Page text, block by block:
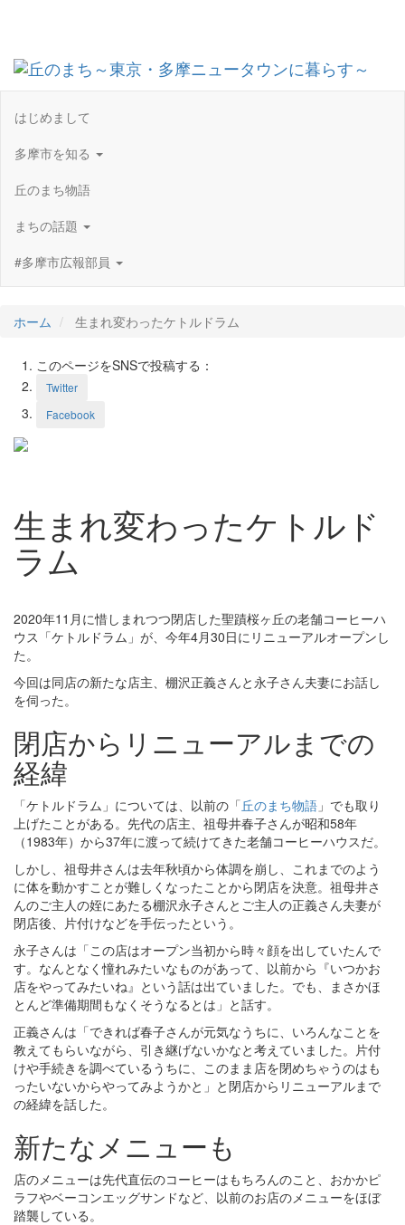
はじめまして
多摩市を知る
丘のまち物語
まちの話題
#多摩市広報部員
ホーム 生まれ変わったケトルドラム
このページをSNSで投稿する：
Twitter
Facebook
生まれ変わったケトルド
ラム
2020年11月に惜しまれつつ閉店した聖蹟桜ヶ丘の老舗コーヒーハ
ウス「ケトルドラム」が、今年4月30日にリニューアルオープンし
た。
今回は同店の新たな店主、棚沢正義さんと永子さん夫妻にお話し
を伺った。
閉店からリニューアルまでの
経緯
「ケトルドラム」については、以前の「丘のまち物語 」でも取り
上げたことがある。先代の店主、祖母井春子さんが昭和58年
（1983年）から37年に渡って続けてきた老舗コーヒーハウスだ。
しかし、祖母井さんは去年秋頃から体調を崩し、これまでのよう
に体を動かすことが難しくなったことから閉店を決意。祖母井さ
んのご主人の姪にあたる棚沢永子さんとご主人の正義さん夫妻が
閉店後、片付けなどを手伝ったという。
永子さんは「この店はオープン当初から時々顔を出していたんで
す。なんとなく憧れみたいなものがあって、以前から『いつかお
店をやってみたいね』という話は出ていました。でも、まさかほ
とんど準備期間もなくそうなるとは」と話す。
正義さんは「できれば春子さんが元気なうちに、いろんなことを
教えてもらいながら、引き継げないかなと考えていました。片付
けや手続きを調べているうちに、このまま店を閉めちゃうのはも
ったいないからやってみようかと」と閉店からリニューアルまで
の経緯を話した。
新たなメニューも
店のメニューは先代直伝のコーヒーはもちろんのこと、おかかピ
ラフやベーコンエッグサンドなど、以前のお店のメニューをほぼ
踏襲している。